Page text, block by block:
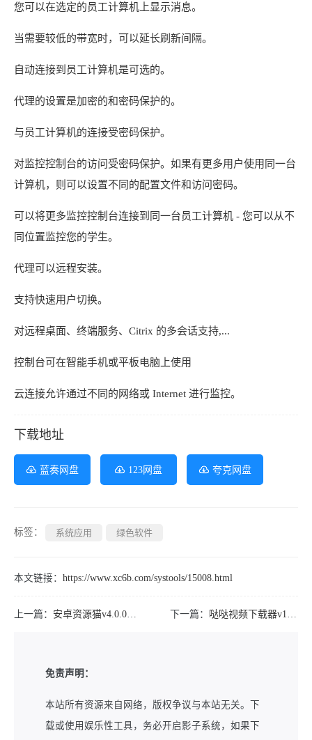
您可以在选定的员工计算机上显示消息。
当需要较低的带宽时，可以延长刷新间隔。
自动连接到员工计算机是可选的。
代理的设置是加密的和密码保护的。
与员工计算机的连接受密码保护。
对监控控制台的访问受密码保护。如果有更多用户使用同一台
计算机，则可以设置不同的配置文件和访问密码。
可以将更多监控控制台连接到同一台员工计算机 - 您可以从不
同位置监控您的学生。
代理可以远程安装。
支持快速用户切换。
对远程桌面、终端服务、Citrix 的多会话支持,...
控制台可在智能手机或平板电脑上使用
云连接允许通过不同的网络或 Internet 进行监控。
下载地址
蓝奏网盘 123网盘 夸克网盘
标签： 系统应用 绿色软件
本文链接： https://www.xc6b.com/systools/15008.html
上一篇： 安卓资源猫v4.0.0解锁会员版+几十个视频源 下一篇： 哒哒视频下载器v10视频号快速下载的软件
免责声明：
本站所有资源来自网络，版权争议与本站无关。下
载或使用娱乐性工具，务必开启影子系统，如果下